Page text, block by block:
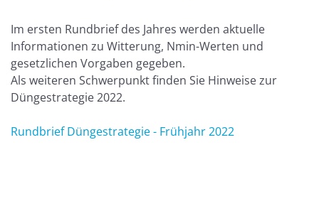
Im ersten Rundbrief des Jahres werden aktuelle
Informationen zu Witterung, Nmin-Werten und
gesetzlichen Vorgaben gegeben.
Als weiteren Schwerpunkt finden Sie Hinweise zur
Düngestrategie 2022.
Rundbrief Düngestrategie - Frühjahr 2022